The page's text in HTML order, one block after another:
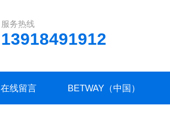
服务热线
13918491912
在线留言 BETWAY（中国）